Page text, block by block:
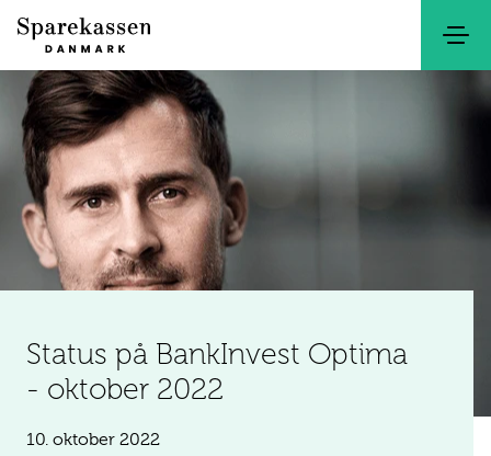
Status på BankInvest Optima
- oktober 2022
10. oktober 2022